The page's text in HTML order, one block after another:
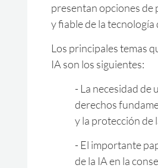
presentan opciones
y fiable de la
Los principales temas
IA son los siguientes:
- La necesidad de
derechos
y la protección de
- El importante
de la IA en la